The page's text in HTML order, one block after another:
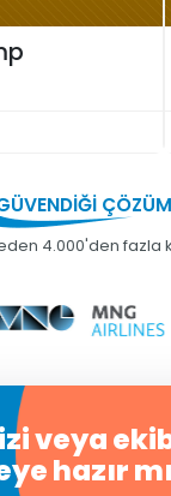
4.000'den fazla
veya
hazır